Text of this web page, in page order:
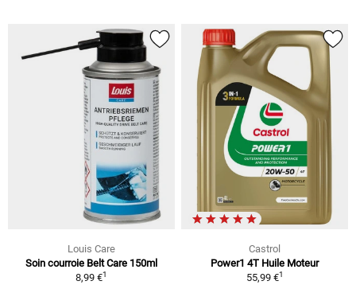
Louis Care
Soin courroie Belt Care 150ml
8,99 €1
Castrol
Power1 4T Huile Moteur
55,99 €1